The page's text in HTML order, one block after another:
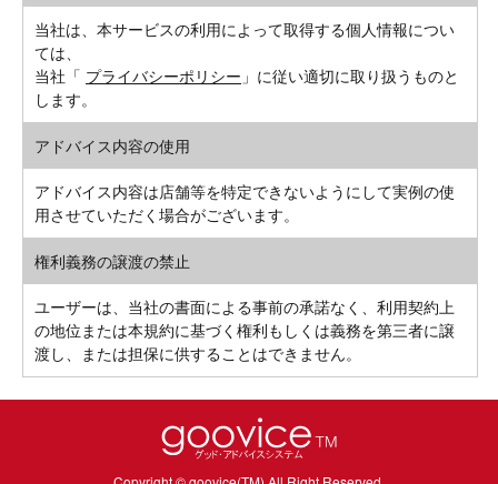
当社は、本サービスの利用によって取得する個人情報につい
ては、
当社「 プライバシーポリシー 」に従い適切に取り扱うものと
します。
アドバイス内容の使用
アドバイス内容は店舗等を特定できないようにして実例の使
用させていただく場合がございます。
権利義務の譲渡の禁止
ユーザーは、当社の書面による事前の承諾なく、利用契約上
の地位または本規約に基づく権利もしくは義務を第三者に譲
渡し、または担保に供することはできません。